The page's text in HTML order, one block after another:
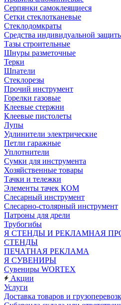
Серпянки самоклеящиеся
Сетки стеклотканевые
Стеклодомкраты
Средства индивидуальной
Тазы строительные
Шнуры разметочные
Терки
Шпатели
Стеклорезы
Прочий инструмент
Горелки газовые
Клеевые стержни
Клеевые пистолеты
Лупы
Удлинители электрические
Петли гаражные
Уплотнители
Сумки для инструмента
Хозяйственные товары
Тачки и тележки
Элементы тачек КОМ
Слесарный инструмент
Слесарно-столярный инструмент
Патроны для дрели
Трубогибы
Я СТЕНДЫ И РЕКЛАМНАЯ
СТЕНДЫ
ПЕЧАТНАЯ РЕКЛАМА
Я СУВЕНИРЫ
Сувениры WORTEX
Акции
Услуги
Доставка товаров и